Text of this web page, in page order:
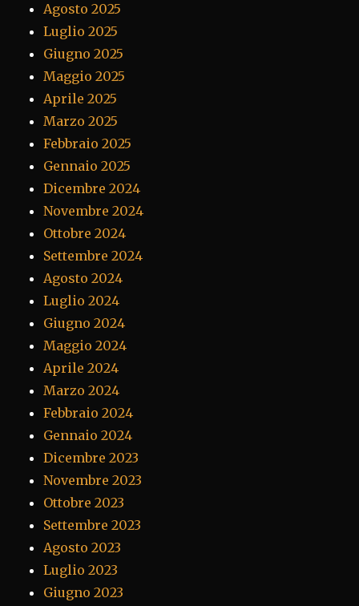
Agosto 2025
Luglio 2025
Giugno 2025
Maggio 2025
Aprile 2025
Marzo 2025
Febbraio 2025
Gennaio 2025
Dicembre 2024
Novembre 2024
Ottobre 2024
Settembre 2024
Agosto 2024
Luglio 2024
Giugno 2024
Maggio 2024
Aprile 2024
Marzo 2024
Febbraio 2024
Gennaio 2024
Dicembre 2023
Novembre 2023
Ottobre 2023
Settembre 2023
Agosto 2023
Luglio 2023
Giugno 2023